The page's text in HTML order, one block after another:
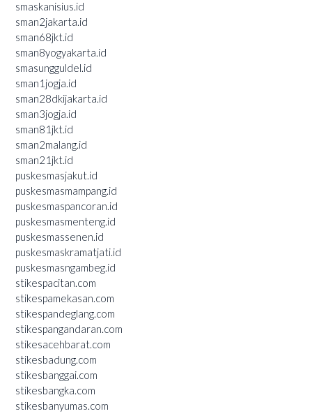
smaskanisius.id
sman2jakarta.id
sman68jkt.id
sman8yogyakarta.id
smasungguldel.id
sman1jogja.id
sman28dkijakarta.id
sman3jogja.id
sman81jkt.id
sman2malang.id
sman21jkt.id
puskesmasjakut.id
puskesmasmampang.id
puskesmaspancoran.id
puskesmasmenteng.id
puskesmassenen.id
puskesmaskramatjati.id
puskesmasngambeg.id
stikespacitan.com
stikespamekasan.com
stikespandeglang.com
stikespangandaran.com
stikesacehbarat.com
stikesbadung.com
stikesbanggai.com
stikesbangka.com
stikesbanyumas.com